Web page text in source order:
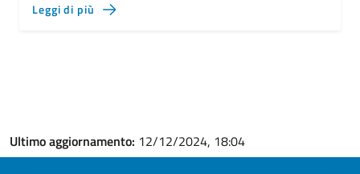
Leggi di più
Ultimo aggiornamento: 12/12/2024, 18:04